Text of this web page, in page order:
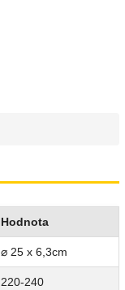
Hodnota
⌀ 25 x 6,3cm
220-240